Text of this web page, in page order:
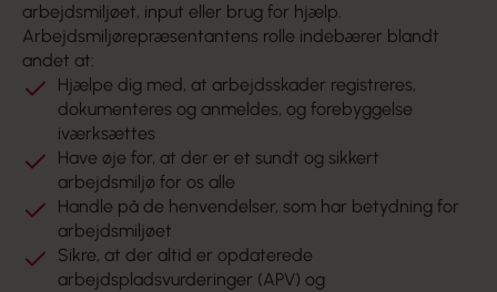
arbejdsmiljøet, input eller brug for hjælp.
Arbejdsmiljørepræsentantens rolle indebærer blandt
andet at:
Hjælpe dig med, at arbejdsskader registreres,
dokumenteres og anmeldes, og forebyggelse
iværksættes
Have øje for, at der er et sundt og sikkert
arbejdsmiljø for os alle
Handle på de henvendelser, som har betydning for
arbejdsmiljøet
Sikre, at der altid er opdaterede
arbejdspladsvurderinger (APV) og